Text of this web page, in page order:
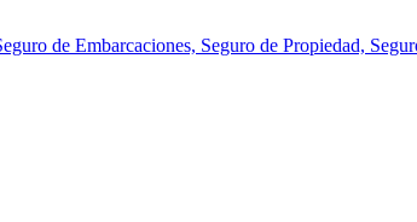
de Embarcaciones, Seguro de Propiedad,